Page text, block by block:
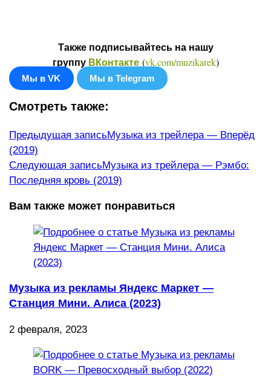
Также подписывайтесь на нашу
группу ВКонтакте(vk.com/muzikarek)
Мы в VK Мы в Telegram
Смотреть также:
Еще
статьи
Предыдущая записьМузыка из трейлера — Вперёд
(2019)
Следующая записьМузыка из трейлера — Рэмбо:
Последняя кровь (2019)
Вам также может понравиться
Музыка из рекламы Яндекс Маркет —
Станция Мини. Алиса (2023)
2 февраля, 2023